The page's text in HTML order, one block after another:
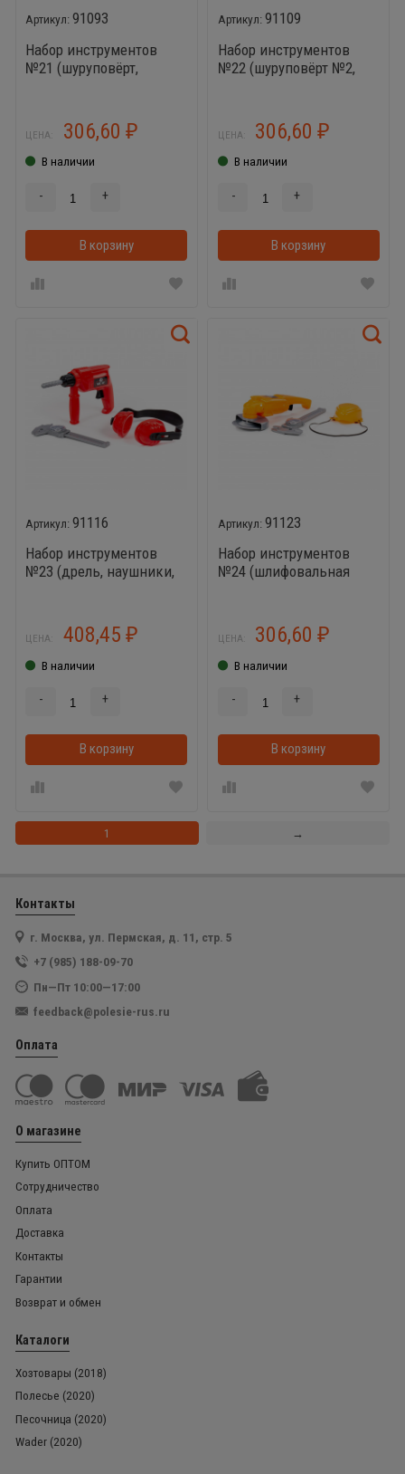
91093
Набор инструментов
№21 (шуруповёрт,
ЦЕНА: 306,60 ₽
В наличии
- +
В корзину В корзинке
91109
Набор инструментов
№22 (шуруповёрт №2,
ЦЕНА: 306,60₽
В наличии
- +
В корзину
91116
Набор инструментов
№23 (дрель, наушники,
ЦЕНА: 408,45 ₽
В наличии
- +
В корзину В корзинке
91123
Набор инструментов
№24 (шлифовальная
респиратор)
ЦЕНА: 306,60₽
В наличии
- +
В корзину
1 →
Контакты
г. Москва, ул. Пермская, д. 11, стр. 5
+7 (985) 188-09-70
Пн—Пт 10:00—17:00
feedback@polesie-rus.ru
Оплата
О магазине
Купить ОПТОМ
Сотрудничество
Оплата
Доставка
Контакты
Гарантии
Возврат и обмен
Каталоги
Хозтовары (2018)
Полесье (2020)
Песочница (2020)
Wader (2020)